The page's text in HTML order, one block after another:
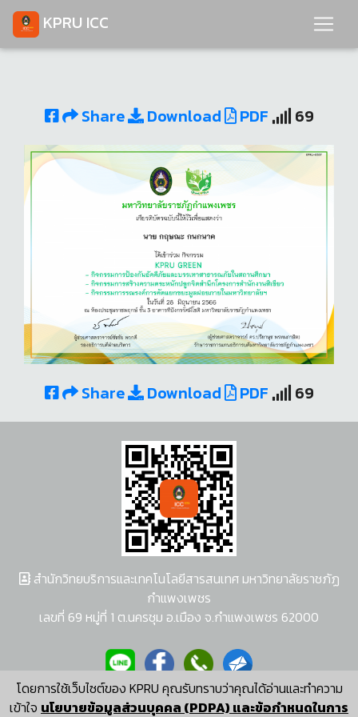
KPRU ICC
Share Download PDF 69
Share Download PDF 69
โดยการใช้เว็บไซต์ของ KPRU คุณรับทราบว่าคุณได้อ่านและทำความ
เข้าใจ นโยบายข้อมูลส่วนบุคคล (PDPA) และข้อกำหนดในการ
สำนักวิทยบริการและเทคโนโลยีสารสนเทศ มหาวิทยาลัยราชภัฏ
กำแพงเพชร
เลขที่ 69 หมู่ที่ 1 ต.นครชุม อ.เมือง จ.กำแพงเพชร 62000
ผู้พัฒนาระบบ อนุชา พวงผกา